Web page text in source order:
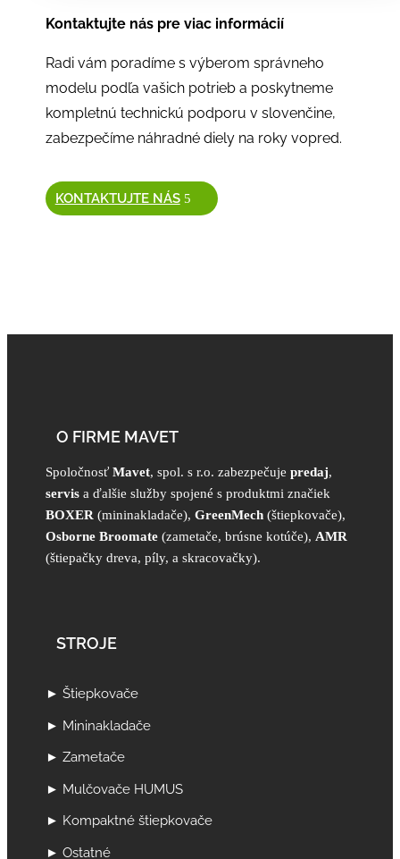
Kontaktujte nás pre viac informácií
Radi vám poradíme s výberom správneho
modelu podľa vašich potrieb a poskytneme
kompletnú technickú podporu v slovenčine,
zabezpečíme náhradné diely na roky vopred.
KONTAKTUJTE NÁS
O FIRME MAVET
SpoločnosťMavet, spol. s r.o. zabezpečujepredaj,
servis a ďalšie služby spojené s produktmi značiek
BOXER (mininakladače),GreenMech (štiepkovače),
Osborne Broomate (zametače, brúsne kotúče), AMR
(štiepačky dreva, píly, a skracovačky).
STROJE
► Štiepkovače
► Mininakladače
► Zametače
► Mulčovače HUMUS
► Kompaktné štiepkovače
► Ostatné